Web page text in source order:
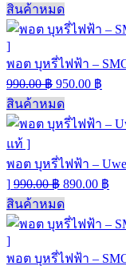
สินค้าหมด
พอต บุหรี่ไฟฟ้า –
990.00฿ 950.00 ฿
สินค้าหมด
พอต บุหรี่ไฟฟ้า –
] 990.00฿ 890.00 ฿
สินค้าหมด
พอต บุหรี่ไฟฟ้า –